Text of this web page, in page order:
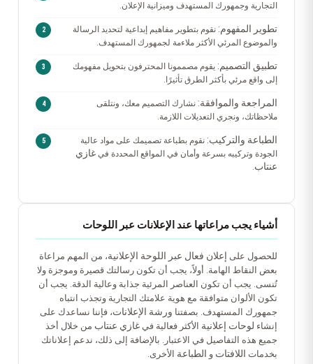
التجارية وجمهورك المستهدف وميزانية الإعلان.
تطوير المفهوم: نقوم بتطوير مفاهيم إبداعية لتحديد الرسالة
والموضوع المرئي الأكثر ملاءمة لجمهورك المستهدف.
تطبيق التصميم: يقوم مصممونا المحترفون بتحويل مفهومك
إلى واقع مرئي بأكثر الطرق تأثيرًا.
المراجعة والموافقة: نشارك التصميم معك، ونتلقى
ملاحظاتك، ونجري التعديلات اللازمة.
الطباعة والتركيب: نقوم بطباعة تصميمك على مواد عالية
الجودة وتركيبه بسرعة وأمان في المواقع المحددة في غازي
عنتاب.
أشياء يجب مراعاتها عند الإعلانات عبر اللوحات
للحصول على إعلان فعال عبر اللوحة الإعلانية، من المهم مراعاة
بعض النقاط الهامة. أولاً، يجب أن تكون رسالتك قصيرة وموجزة ولا
تُنسى. يجب أن تكون العناصر المرئية جذابة وعالية الدقة. يجب أن
تكون الألوان متوافقة مع هوية علامتك التجارية وتجذب انتباه
جمهورك المستهدف. بصفتنا ورشة الإعلانات، فإننا نساعدك على
إنشاء لوحات إعلانية الأكثر فعالية في غازي عنتاب من خلال أخذ
جميع هذه التفاصيل في الاعتبار. بالإضافة إلى ذلك، ندعم إعلاناتك
بخدمات اللافتات و الطباعة الأخرى.